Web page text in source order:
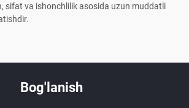
sifat va ishonchlilik asosida uzun muddatli
Bog'lanish